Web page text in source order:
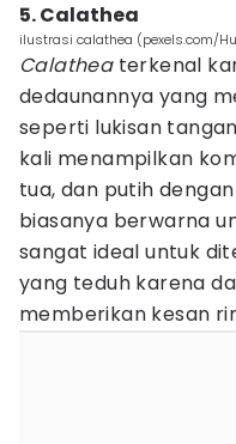
5. Calathea
ilustrasi calathea (pexels.com/
Calatheaterkenal
dedaunannya yang
seperti lukisan
kali menampilkan
tua, dan putih
biasanya berwarna
sangat ideal untuk
yang teduh karena
memberikan kesan